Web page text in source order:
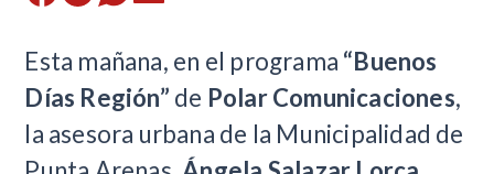
Esta mañana, en el programa “Buenos
Días Región” de Polar Comunicaciones,
la asesora urbana de la Municipalidad de